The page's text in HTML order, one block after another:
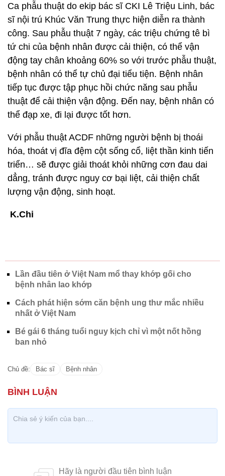
Ca phẫu thuật do ekip bác sĩ CKI Lê Triệu Linh, bác
sĩ nội trú Khúc Văn Trung thực hiện diễn ra thành
công. Sau phẫu thuật 7 ngày, các triệu chứng tê bì
tứ chi của bệnh nhân được cải thiện, có thể vận
động tay chân khoảng 60% so với trước phẫu thuật,
bệnh nhân có thể tự chủ đại tiểu tiện. Bệnh nhân
tiếp tục được tập phục hồi chức năng sau phẫu
thuật để cải thiện vận động. Đến nay, bệnh nhân có
thể đạp xe, đi lại được tốt hơn.
Với phẫu thuật ACDF những người bệnh bị thoái
hóa, thoát vị đĩa đệm cột sống cổ, liệt thần kinh tiến
triển… sẽ được giải thoát khỏi những cơn đau dai
dẳng, tránh được nguy cơ bại liệt, cải thiện chất
lượng vận động, sinh hoạt.
K.Chi
Lần đầu tiên ở Việt Nam mổ thay khớp gối cho
bệnh nhân lao khớp
Cách phát hiện sớm căn bệnh ung thư mắc nhiều
nhất ở Việt Nam
Bé gái 6 tháng tuổi nguy kịch chỉ vì một nốt hồng
ban nhỏ
Chủ đề: Bác sĩ Bệnh nhân